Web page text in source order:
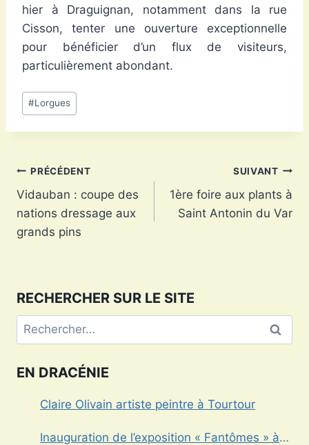
hier à Draguignan, notamment dans la rue
Cisson, tenter une ouverture exceptionnelle
pour bénéficier d’un flux de visiteurs,
particulièrement abondant.
Étiquettes
de
la
#Lorgues
Navigation
de
l’article
PRÉCÉDENT
Vidauban : coupe des
nations dressage aux
grands pins
SUIVANT
1ère foire aux plants à
Saint Antonin du Var
RECHERCHER SUR LE SITE
Rechercher :
EN DRACÉNIE
Claire Olivain artiste peintre à Tourtour
Inauguration de l’exposition « Fantômes » à